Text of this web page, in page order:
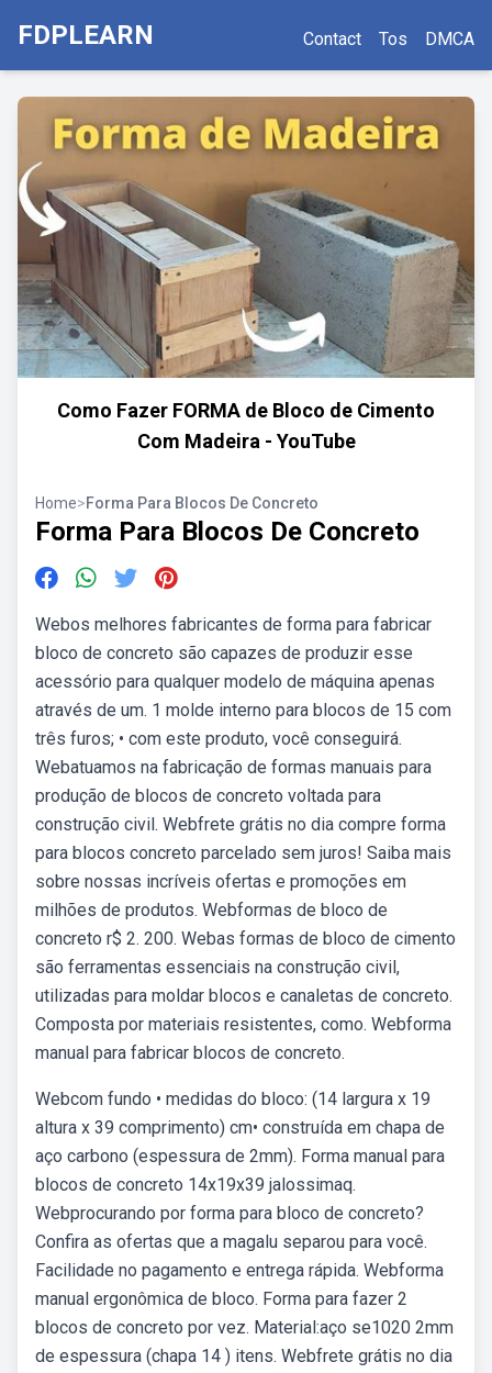
FDPLEARN Contact Tos DMCA
Como Fazer FORMA de Bloco de Cimento
Com Madeira - YouTube
Home>Forma Para Blocos De Concreto
Forma Para Blocos De Concreto
Webos melhores fabricantes de forma para fabricar
bloco de concreto são capazes de produzir esse
acessório para qualquer modelo de máquina apenas
através de um. 1 molde interno para blocos de 15 com
três furos; • com este produto, você conseguirá.
Webatuamos na fabricação de formas manuais para
produção de blocos de concreto voltada para
construção civil. Webfrete grátis no dia compre forma
para blocos concreto parcelado sem juros! Saiba mais
sobre nossas incríveis ofertas e promoções em
milhões de produtos. Webformas de bloco de
concreto r$ 2. 200. Webas formas de bloco de cimento
são ferramentas essenciais na construção civil,
utilizadas para moldar blocos e canaletas de concreto.
Composta por materiais resistentes, como. Webforma
manual para fabricar blocos de concreto.
Webcom fundo • medidas do bloco: (14 largura x 19
altura x 39 comprimento) cm• construída em chapa de
aço carbono (espessura de 2mm). Forma manual para
blocos de concreto 14x19x39 jalossimaq.
Webprocurando por forma para bloco de concreto?
Confira as ofertas que a magalu separou para você.
Facilidade no pagamento e entrega rápida. Webforma
manual ergonômica de bloco. Forma para fazer 2
blocos de concreto por vez. Material:aço se1020 2mm
de espessura (chapa 14 ) itens. Webfrete grátis no dia